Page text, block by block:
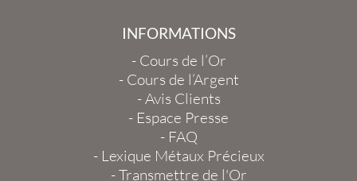
INFORMATIONS
- Cours de l’Or
- Cours de l’Argent
-Avis Clients
- Espace Presse
- FAQ
- Lexique Métaux Précieux
-Transmettre de l'Or